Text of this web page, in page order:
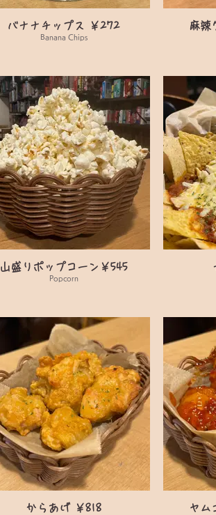
バナナチップス ￥272
Banana Chips
麻辣
山盛りポップコーン￥545
Popcorn
からあげ ￥818 ヤム